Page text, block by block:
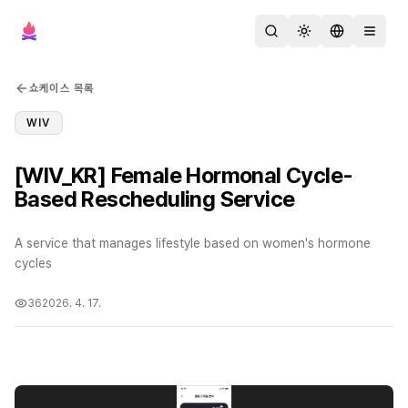
검색 테마 변경언어 변경메뉴 열
쇼케이스 목록
WIV
[WIV_KR] Female Hormonal Cycle-
Based Rescheduling Service
A service that manages lifestyle based on women's hormone
cycles
362026. 4. 17.